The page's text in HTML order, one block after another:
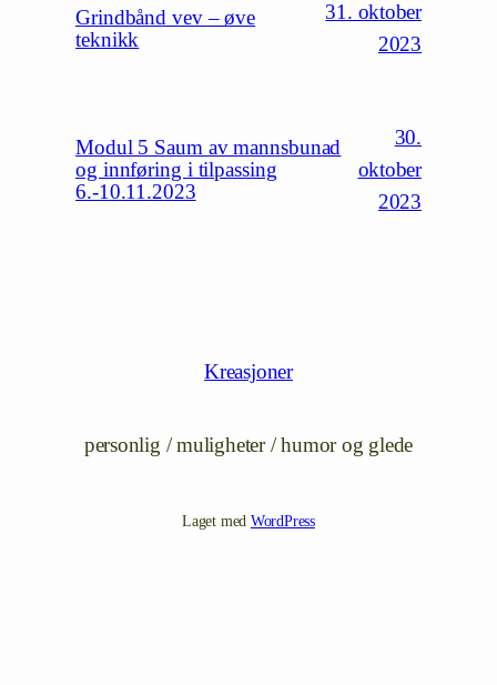
Grindbånd vev – øve
teknikk
31. oktober
2023
Modul 5 Saum av mannsbunad
og innføring i tilpassing
6.-10.11.2023
30.
oktober
2023
Kreasjoner
personlig / muligheter / humor og glede
Laget med WordPress